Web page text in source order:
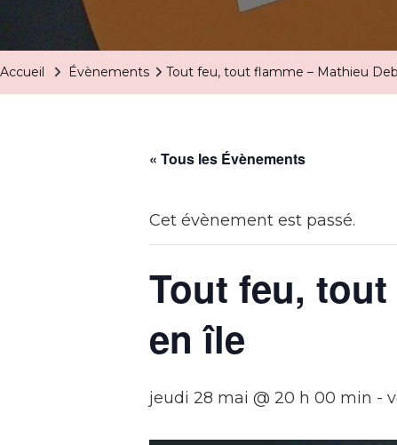
Accueil Évènements Tout feu, tout flamme – Mathieu
« Tous les Évènements
Cet évènement est passé.
Tout feu, tout
en île
jeudi 28 mai @ 20 h 00 min -